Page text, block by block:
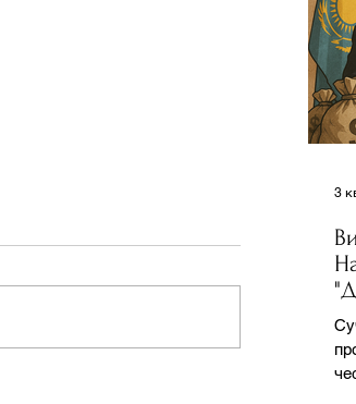
3